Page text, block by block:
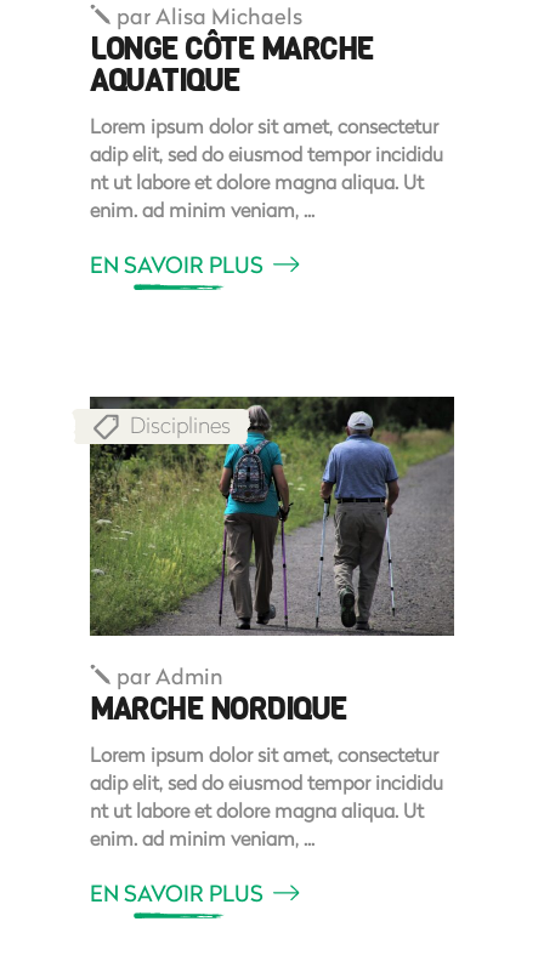
parAlisa Michaels
LONGE CÔTE MARCHE
AQUATIQUE
Lorem ipsum dolor sit amet, consectetur
adip elit, sed do eiusmod tempor incididu
nt ut labore et dolore magna aliqua. Ut
enim. ad minim veniam,
EN SAVOIR PLUS
Disciplines
parAdmin
MARCHE NORDIQUE
Lorem ipsum dolor sit amet, consectetur
adip elit, sed do eiusmod tempor incididu
nt ut labore et dolore magna aliqua. Ut
enim. ad minim veniam,
EN SAVOIR PLUS